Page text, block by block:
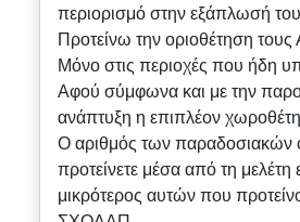
περιορισμό στην εξάπλωσή
Προτείνω την οριοθέτηση τους
Μόνο στις περιοχές που ήδη
Αφού σύμφωνα και με την
ανάπτυξη η επιπλέον
Ο αριθμός των παραδοσιακών
προτείνετε μέσα από τη μελέτη
μικρότερος αυτών που